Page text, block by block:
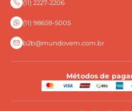
Perguntas Frequentes
(11) 2227-2206
(11) 98659-5005
b2b@mundovem.com.br
Métodos de